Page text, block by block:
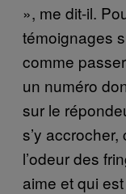
», me dit-il.
témoignages
comme
un numéro
sur le
s’y
l’odeur des
aime et qui